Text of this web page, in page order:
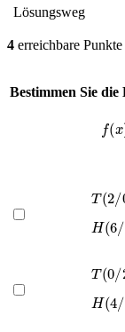
Lösungsweg
4 erreichbare Punkte
Bestimmen Sie
(
T(2 /
H(6
T(0 /
H(4